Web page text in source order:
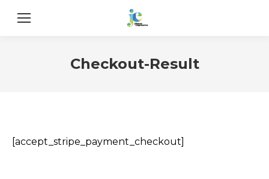
Checkout-Result
[accept_stripe_payment_checkout]